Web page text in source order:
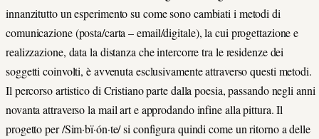
innanzitutto un esperimento su come sono cambiati i metodi di
comunicazione (posta/carta – email/digitale), la cui progettazione e
realizzazione, data la distanza che intercorre tra le residenze dei
soggetti coinvolti, è avvenuta esclusivamente attraverso questi metodi.
Il percorso artistico di Cristiano parte dalla poesia, passando negli anni
novanta attraverso la mail art e approdando infine alla pittura. Il
progetto per /Sim·bï·ón·te/ si configura quindi come un ritorno a delle